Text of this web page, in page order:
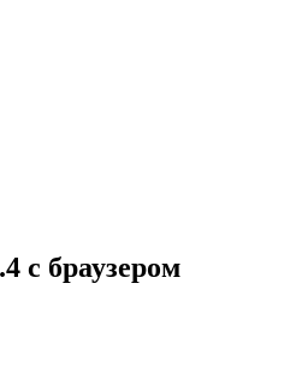
с браузером